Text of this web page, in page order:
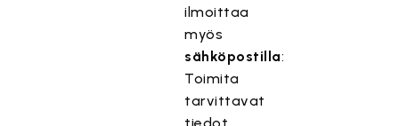
ilmoittaa
myös
sähköpostilla:
Toimita
tarvittavat